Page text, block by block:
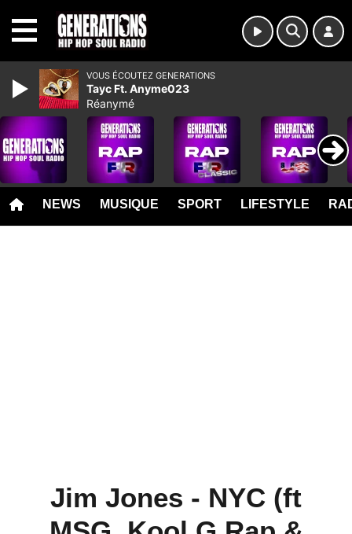
NEWS MUSIQUE SPORT LIFESTYLE
Jim Jones - NYC (ft
VOUS ÉCOUTEZ GENERATIONS
Tayc Ft. Anyme023
Réanymé